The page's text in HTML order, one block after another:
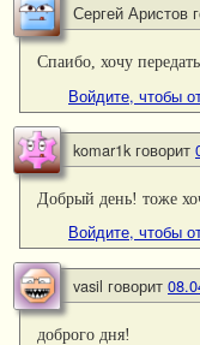
Сергей Аристов
Спаибо, хочу
Войдите, чтобы
komar1k говорит
Добрый день! тоже
Войдите, чтобы
vasil говорит
доброго дня!